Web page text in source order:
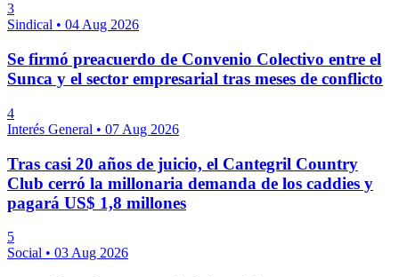
3
Sindical • 04 Aug 2026
Se firmó preacuerdo de Convenio Colectivo entre el
Sunca y el sector empresarial tras meses de conflicto
4
Interés General • 07 Aug 2026
Tras casi 20 años de juicio, el Cantegril Country
Club cerró la millonaria demanda de los caddies y
pagará US$ 1,8 millones
5
Social • 03 Aug 2026